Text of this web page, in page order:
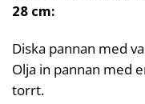
28 cm:
Diska pannan med
Olja in pannan med
torrt.